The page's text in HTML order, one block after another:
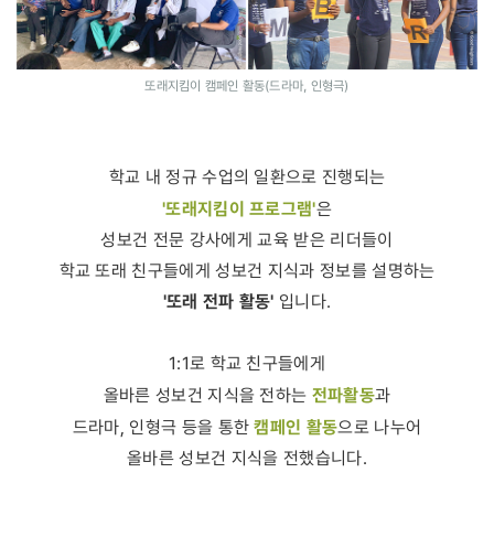
또래지킴이 캠페인 활동(드라마, 인형극)
학교 내 정규 수업의 일환으로 진행되는
'또래지킴이 프로그램'은
성보건 전문 강사에게 교육 받은 리더들이
학교 또래 친구들에게 성보건 지식과 정보를 설명하는
'또래 전파 활동' 입니다.
1:1로 학교 친구들에게
올바른 성보건 지식을 전하는 전파활동과
드라마, 인형극 등을 통한캠페인 활동으로 나누어
올바른 성보건 지식을 전했습니다.